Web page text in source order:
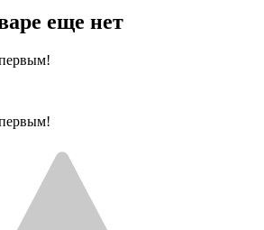
еще нет